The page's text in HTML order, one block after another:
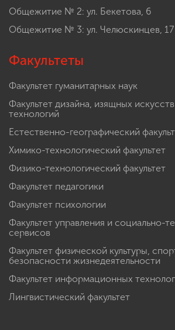
Общежитие № 2: ул. Бекетова, 6
Общежитие № 3: ул. Челюскинцев, 17
Факультеты
Факультет гуманитарных наук
Факультет дизайна, изящных
технологий
Естественно-географический
Химико-технологический факультет
Физико-технологический факультет
Факультет педагогики
Факультет психологии
Факультет управления и социально-
сервисов
Факультет физической культуры,
безопасности жизнедеятельности
Факультет информационных
Лингвистический факультет